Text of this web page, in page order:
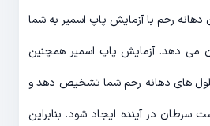
رحم با آزمایش پاپ اسمیر به شما
می دهد. آزمایش پاپ اسمیر همچنین
سلول های دهانه رحم شما تشخیص دهد و
در آینده ایجاد شود. بنابراین